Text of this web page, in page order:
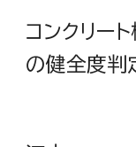
コンクリー
の健全度判